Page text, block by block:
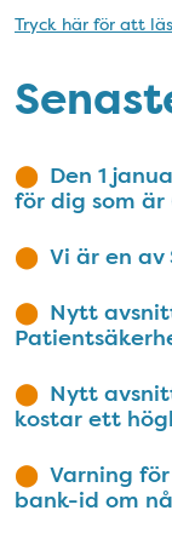
Tryck här för att
Den 1
för dig som
Vi är en
Nytt
Nytt
kostar ett
Varning
bank-id om